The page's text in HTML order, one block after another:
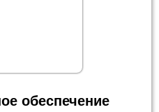
обеспечение